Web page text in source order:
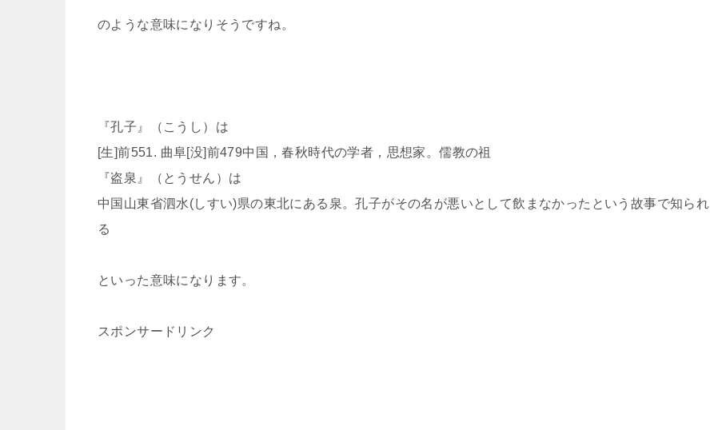
のような意味になりそうですね。
『孔子』（こうし）は
[生]前551. 曲阜[没]前479中国，春秋時代の学者，思想家。儒教の祖
『盗泉』（とうせん）は
中国山東省泗水(しすい)県の東北にある泉。孔子がその名が悪いとして飲まなかったという故事で知られ
る
といった意味になります。
スポンサードリンク